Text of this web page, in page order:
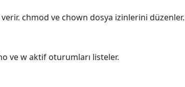
chmod ve chown dosya izinlerini düzenler.
ve w aktif oturumları listeler.